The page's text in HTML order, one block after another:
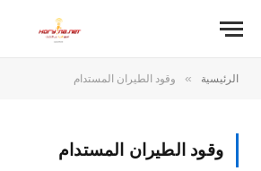
الرئيسية » وقود الطيران المستدام
وقود الطيران المستدام